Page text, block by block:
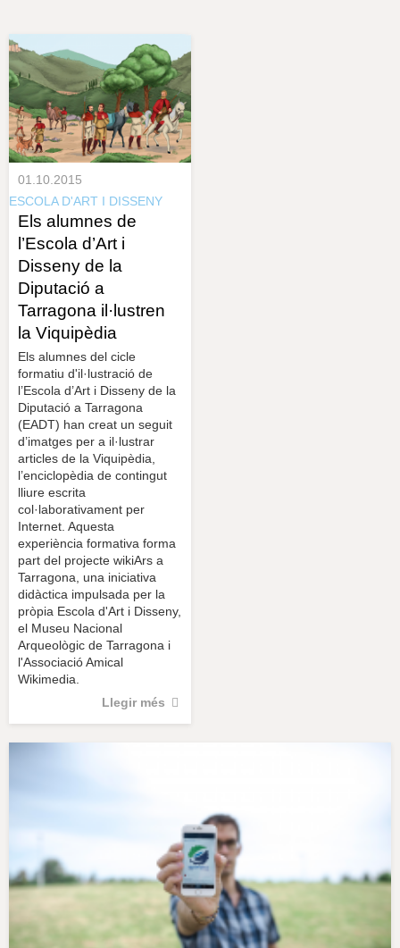
01.10.2015
ESCOLA D'ART I DISSENY
Els alumnes de
l’Escola d’Art i
Disseny de la
Diputació a
Tarragona il·lustren
la Viquipèdia
Els alumnes del cicle
formatiu d'il·lustració de
l’Escola d’Art i Disseny de la
Diputació a Tarragona
(EADT) han creat un seguit
d’imatges per a il·lustrar
articles de la Viquipèdia,
l’enciclopèdia de contingut
lliure escrita
col·laborativament per
Internet. Aquesta
experiència formativa forma
part del projecte wikiArs a
Tarragona, una iniciativa
didàctica impulsada per la
pròpia Escola d'Art i Disseny,
el Museu Nacional
Arqueològic de Tarragona i
l'Associació Amical
Wikimedia.
Llegir més